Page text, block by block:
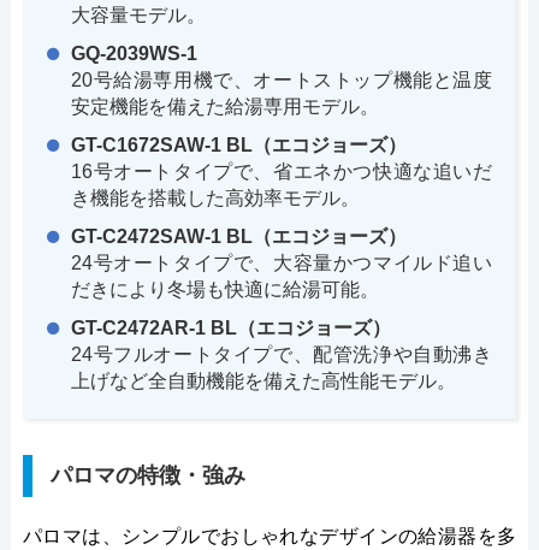
大容量モデル。
GQ-2039WS-1
20号給湯専用機で、オートストップ機能と温度
安定機能を備えた給湯専用モデル。
GT-C1672SAW-1 BL（エコジョーズ）
16号オートタイプで、省エネかつ快適な追いだ
き機能を搭載した高効率モデル。
GT-C2472SAW-1 BL（エコジョーズ）
24号オートタイプで、大容量かつマイルド追い
だきにより冬場も快適に給湯可能。
GT-C2472AR-1 BL（エコジョーズ）
24号フルオートタイプで、配管洗浄や自動沸き
上げなど全自動機能を備えた高性能モデル。
パロマの特徴・強み
パロマは、シンプルでおしゃれなデザインの給湯器を多